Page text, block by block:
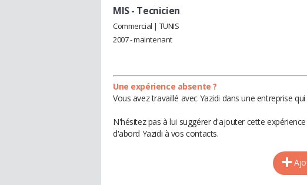
MIS- Tecnicien
Commercial | TUNIS
2007 - maintenant
Une expérience absente ?
Vous avez travaillé avec Yazidi dans une entreprise
N'hésitez pas à lui suggérer d'ajouter cette
d'abord Yazidi à vos contacts.